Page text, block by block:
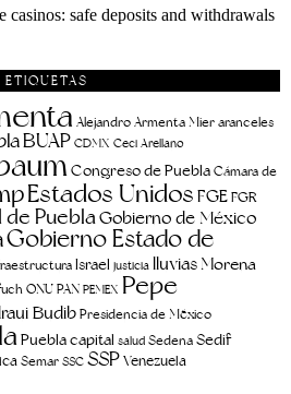
casinos: safe deposits and withdrawals
ETIQUETAS
Alejandro Armenta Mier aranceles
BUAP CDMX Ceci Arellano
Congreso de Puebla Cámara de
Estados Unidos FGEFGR
PueblaGobierno de México
Gobierno Estado de
Israel justicia lluviasMorena
ONU PAN PEMEX Pepe
BudibPresidencia de México
Puebla capital salud Sedena Sedif
Semar SSC SSPVenezuela